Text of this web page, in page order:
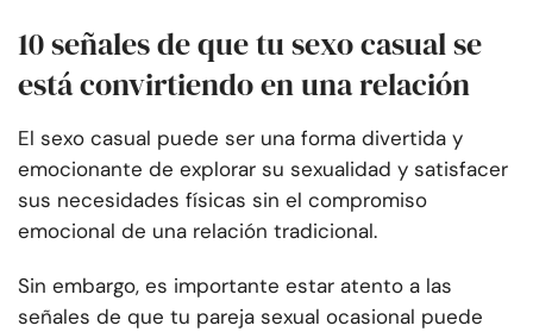
10 señales de que tu sexo casual se
está convirtiendo en una relación
El sexo casual puede ser una forma divertida y
emocionante de explorar su sexualidad y satisfacer
sus necesidades físicas sin el compromiso
emocional de una relación tradicional.
Sin embargo, es importante estar atento a las
señales de que tu pareja sexual ocasional puede